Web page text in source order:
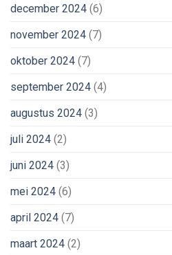
december 2024 (6)
november 2024 (7)
oktober 2024 (7)
september 2024 (4)
augustus 2024 (3)
juli 2024 (2)
juni 2024 (3)
mei 2024 (6)
april 2024 (7)
maart 2024 (2)